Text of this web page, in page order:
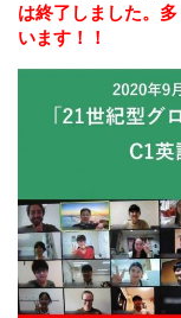
は終了しました。
います！！